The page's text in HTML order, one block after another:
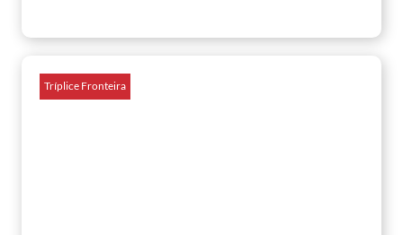
Tríplice Fronteira